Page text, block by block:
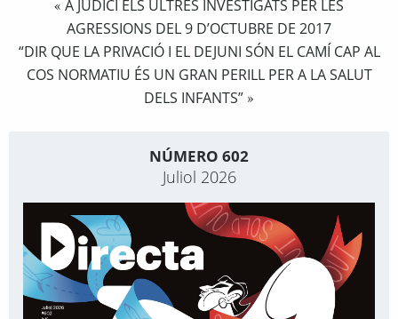
« A JUDICI ELS ULTRES INVESTIGATS PER LES
AGRESSIONS DEL 9 D’OCTUBRE DE 2017
“DIR QUE LA PRIVACIÓ I EL DEJUNI SÓN EL CAMÍ CAP AL
COS NORMATIU ÉS UN GRAN PERILL PER A LA SALUT
DELS INFANTS” »
NÚMERO 602
Juliol 2026